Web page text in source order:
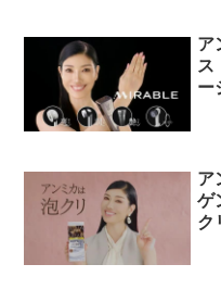
ア
ス
ー
ア
ゲ
ク